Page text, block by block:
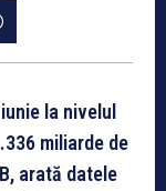
la nivelul
miliarde de
arată datele